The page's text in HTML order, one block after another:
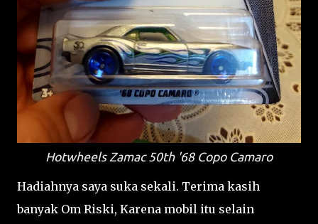
Hotwheels Zamac 50th '68 Copo Camaro
Hadiahnya saya suka sekali. Terima kasih
banyak Om Riski, Karena mobil itu selain